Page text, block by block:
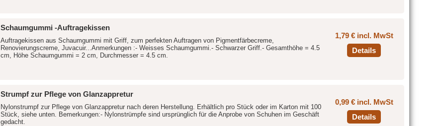
Schaumgummi -Auftragekissen
Auftragekissen aus Schaumgummi mit Griff, zum perfekten Auftragen von Pigmentfärbecreme,
Renovierungscreme, Juvacuir...Anmerkungen :- Weisses Schaumgummi.- Schwarzer Griff.- Gesamthöhe = 4.5
cm, Höhe Schaumgummi = 2 cm, Durchmesser = 4.5 cm.
1,79 € incl. MwSt
Details
Strumpf zur Pflege von Glanzappretur
Nylonstrumpf zur Pflege von Glanzappretur nach deren Herstellung. Erhältlich pro Stück oder im Karton mit 100
Stück, siehe unten. Bemerkungen:- Nylonstrümpfe sind ursprünglich für die Anprobe von Schuhen im Geschäft
gedacht.
0,99 € incl. MwSt
Details